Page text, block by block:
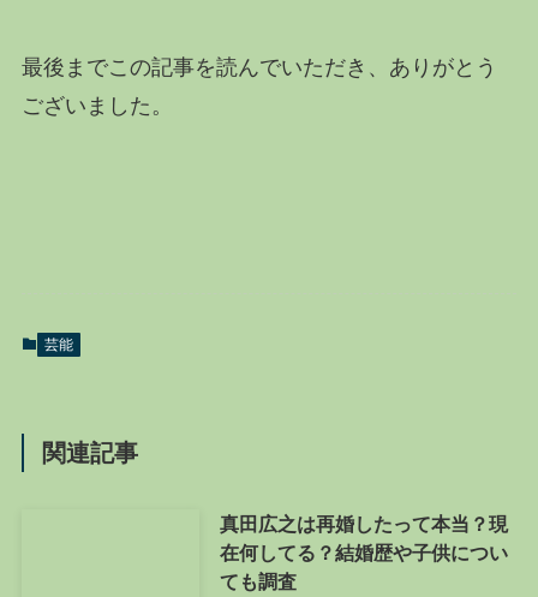
最後までこの記事を読んでいただき、ありがとう
ございました。
芸能
関連記事
真田広之は再婚したって本当？現
在何してる？結婚歴や子供につい
ても調査